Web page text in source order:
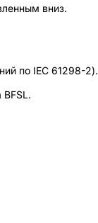
вниз.
по IEC 61298-2).